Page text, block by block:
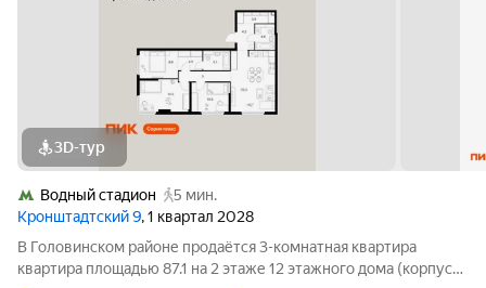
3D-тур
Водный стадион
5 мин.
Кронштадтский 9, 1 квартал 2028
В Головинском районе продаётся 3-комнатная квартира
квартира площадью 87.1 на 2 этаже 12 этажного дома (корпус